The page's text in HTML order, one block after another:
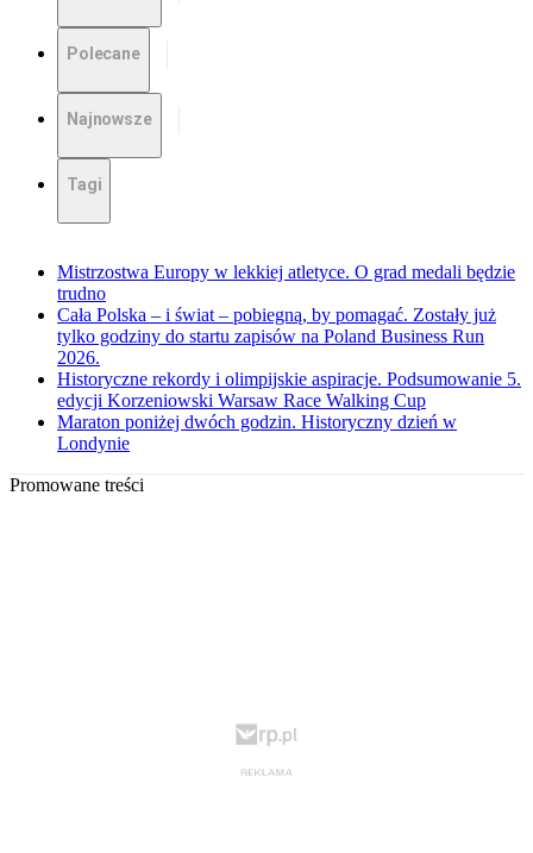
Polecane
Najnowsze
Tagi
Mistrzostwa Europy w lekkiej atletyce. O grad medali będzie
trudno
Cała Polska – i świat – pobiegną, by pomagać. Zostały już
tylko godziny do startu zapisów na Poland Business Run
2026.
Historyczne rekordy i olimpijskie aspiracje. Podsumowanie 5.
edycji Korzeniowski Warsaw Race Walking Cup
Maraton poniżej dwóch godzin. Historyczny dzień w
Londynie
Promowane treści